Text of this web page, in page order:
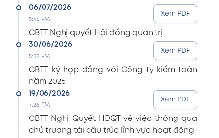
06/07/2026
5:46 PM
CBTT Nghị quyết Hội đồng quản trị
Xem PDF
30/06/2026
5:58 PM
CBTT ký hợp đồng với Công ty kiểm toán
năm 2026
Xem PDF
19/06/2026
7:26 PM
CBTT Nghị Quyết HĐQT về việc thông qua
chủ trương tái cấu trúc lĩnh vực hoạt động
Xem PDF